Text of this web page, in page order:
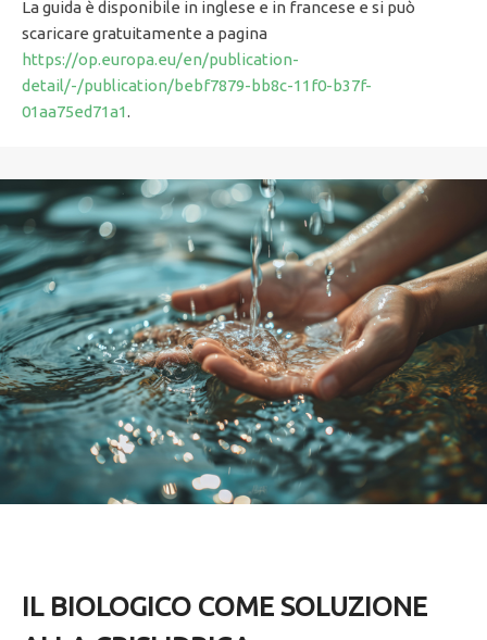
La guida è disponibile in inglese e in francese e si può
scaricare gratuitamente a pagina
https://op.europa.eu/en/publication-
detail/-/publication/bebf7879-bb8c-11f0-b37f-
01aa75ed71a1.
IL BIOLOGICO COME SOLUZIONE